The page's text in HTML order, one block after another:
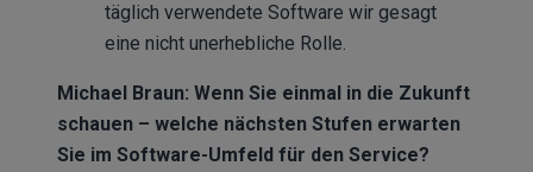
täglich verwendete Software wir gesagt
eine nicht unerhebliche Rolle.
Michael Braun: Wenn Sie einmal in die Zukunft
schauen – welche nächsten Stufen erwarten
Sie im Software-Umfeld für den Service?